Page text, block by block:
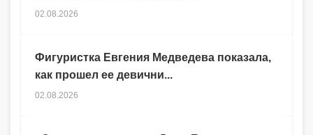
02.08.2026
Фигуристка Евгения Медведева показала,
как прошел ее девични...
02.08.2026